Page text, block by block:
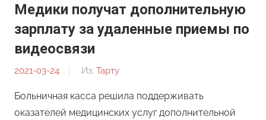
Медики получат дополнительную
зарплату за удаленные приемы по
видеосвязи
2021-03-24
От:
Из: Тарту
Больничная касса решила поддерживать
оказателей медицинских услуг дополнительной